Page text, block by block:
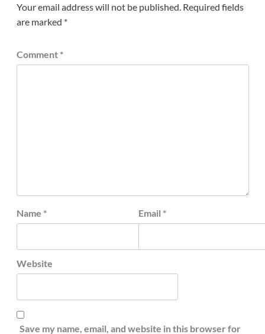
Your email address will not be published. Required fields
are marked *
Comment *
Name * Email *
Website
Save my name, email, and website in this browser for